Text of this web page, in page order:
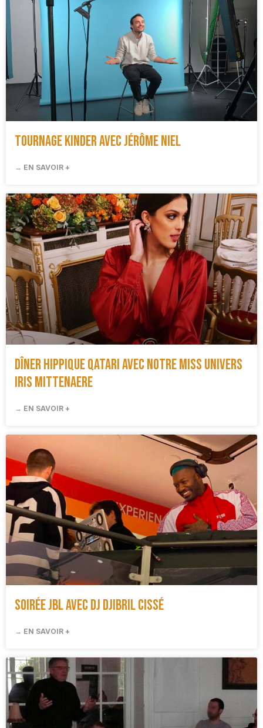
Tournage Kinder avec Jérôme Niel
→ EN SAVOIR +
Dîner hippique Qatari avec notre Miss Univers
Iris Mittenaere
→ EN SAVOIR +
Soirée JBL avec DJ Djibril Cissé
→ EN SAVOIR +